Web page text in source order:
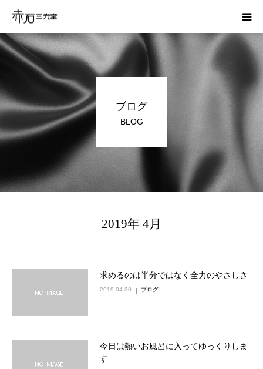
ブログ
BLOG
2019年 4月
求めるのは半分ではなく全力のやさしさ
2019.04.30 ブログ
今日は熱いお風呂に入ってゆっくりしま
す
ホーム
はじめての方へ
お葬式の費用
かんたん見積り
運営会社